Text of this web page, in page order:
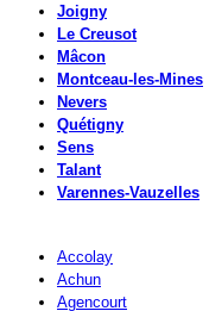
Joigny
Le Creusot
Mâcon
Montceau-les-Mines
Nevers
Quétigny
Sens
Talant
Varennes-Vauzelles
Accolay
Achun
Agencourt